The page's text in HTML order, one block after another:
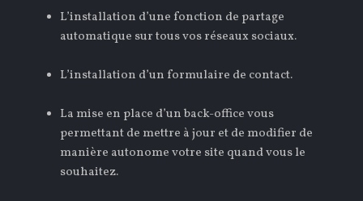
L’installation d’une fonction de partage
automatique sur tous vos réseaux sociaux.
L’installation d’un formulaire de contact.
La mise en place d’un back-office vous
permettant de mettre à jour et de modifier de
manière autonome votre site quand vous le
souhaitez.